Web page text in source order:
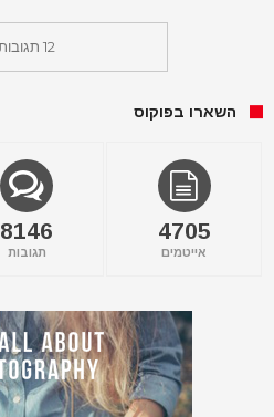
12 תגובות
השארו בפוקוס
4705
אייטמים
8146
תגובות